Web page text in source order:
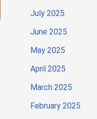
July 2025
June 2025
May 2025
April 2025
March 2025
February 2025